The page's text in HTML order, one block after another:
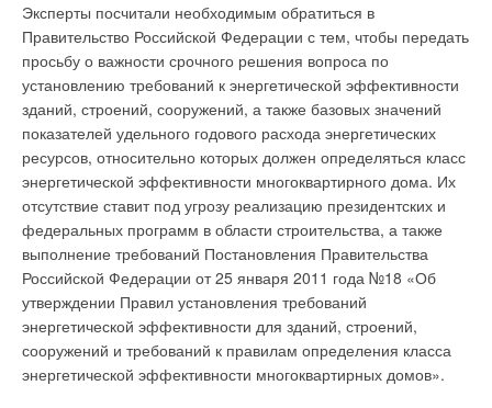
Эксперты посчитали необходимым обратиться в
Правительство Российской Федерации с тем, чтобы передать
просьбу о важности срочного решения вопроса по
установлению требований к энергетической эффективности
зданий, строений, сооружений, а также базовых значений
показателей удельного годового расхода энергетических
ресурсов, относительно которых должен определяться класс
энергетической эффективности многоквартирного дома. Их
отсутствие ставит под угрозу реализацию президентских и
федеральных программ в области строительства, а также
выполнение требований Постановления Правительства
Российской Федерации от 25 января 2011 года №18 «Об
утверждении Правил установления требований
энергетической эффективности для зданий, строений,
сооружений и требований к правилам определения класса
энергетической эффективности многоквартирных домов».